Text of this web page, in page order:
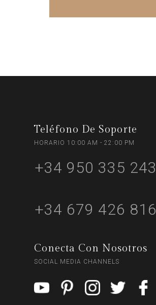
Teléfono De Soporte
HORARIO 10:00 AM - 22:00 PM
+34 950 335 243
+34 679 426 816
Conecta Con Nosotros
SOCIAL MEDIA CHANNELS